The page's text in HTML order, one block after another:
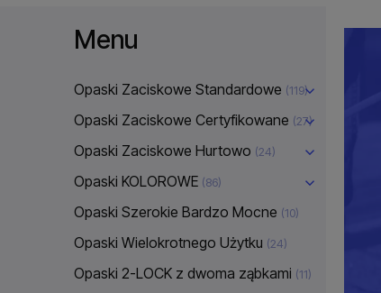
Menu
Opaski Zaciskowe Standardowe (119)
Opaski Zaciskowe Certyfikowane (27)
Opaski Zaciskowe Hurtowo (24)
Opaski KOLOROWE (86)
Opaski Szerokie Bardzo Mocne (10)
Opaski Wielokrotnego Użytku (24)
Opaski 2-LOCK z dwoma ząbkami (11)